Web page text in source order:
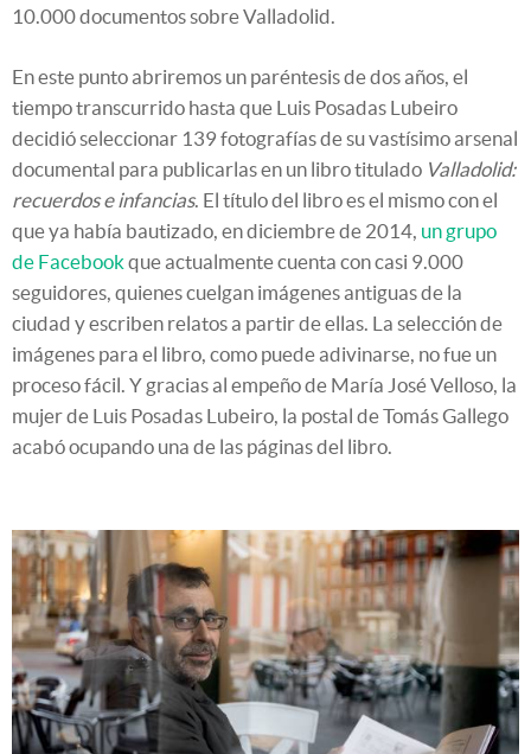
10.000 documentos sobre Valladolid.
En este punto abriremos un paréntesis de dos años, el
tiempo transcurrido hasta que Luis Posadas Lubeiro
decidió seleccionar 139 fotografías de su vastísimo arsenal
documental para publicarlas en un libro titulado Valladolid:
recuerdos e infancias. El título del libro es el mismo con el
que ya había bautizado, en diciembre de 2014, un grupo
de Facebookque actualmente cuenta con casi 9.000
seguidores, quienes cuelgan imágenes antiguas de la
ciudad y escriben relatos a partir de ellas. La selección de
imágenes para el libro, como puede adivinarse, no fue un
proceso fácil. Y gracias al empeño de María José Velloso, la
mujer de Luis Posadas Lubeiro, la postal de Tomás Gallego
acabó ocupando una de las páginas del libro.